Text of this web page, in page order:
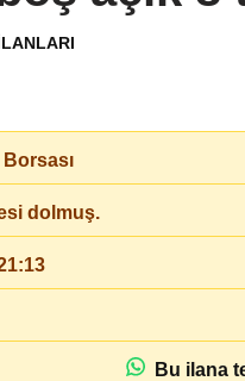
dolmuş.
Bu ilana